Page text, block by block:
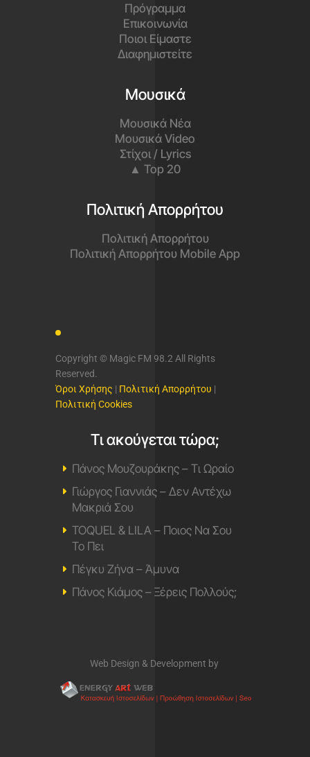
Πρόγραμμα
Επικοινωνία
Ποιοι Είμαστε
Διαφημιστείτε
Μουσικά
Μουσικά Νέα
Μουσικά Video
Στίχοι / Lyrics
▲ Top 20
Πολιτική Απορρήτου
Πολιτική Απορρήτου
Πολιτική Απορρήτου Mobile App
Copyright © Magic FM 98.2 All Rights
Reserved.
Όροι Χρήσης | Πολιτική Απορρήτου |
Πολιτική Cookies
Τι ακούγεται τώρα;
Πάνος Μουζουράκης – Τι Ωραίο
Γιώργος Γιαννιάς – Δεν Αντέχω
Μακριά Σου
TOQUEL & LILA – Ποιος Να Σου
Το Πει
Πέγκυ Ζήνα – Άμυνα
Πάνος Κιάμος – Ξέρεις Πολλούς;
Web Design & Development by